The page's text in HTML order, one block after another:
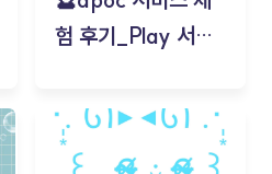
험 후기_Play 서비
김태현